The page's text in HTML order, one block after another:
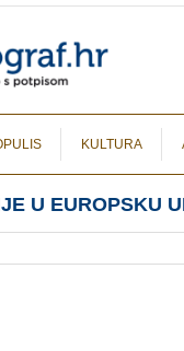
KULTURA
U EUROPSKU